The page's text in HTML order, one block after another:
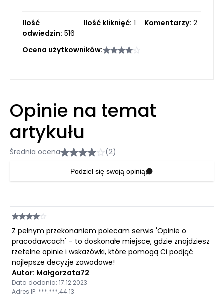
Ilość
odwiedzin: 516
Ilość kliknięć: 1 Komentarzy: 2
Ocena użytkowników:
Opinie na temat
artykułu
Średnia ocena (2)
Podziel się swoją opinią
Z pełnym przekonaniem polecam serwis 'Opinie o
pracodawcach' – to doskonałe miejsce, gdzie znajdziesz
rzetelne opinie i wskazówki, które pomogą Ci podjąć
najlepsze decyzje zawodowe!
Autor: Małgorzata72
Data dodania: 17.12.2023
Adres IP: ***.***.44.13